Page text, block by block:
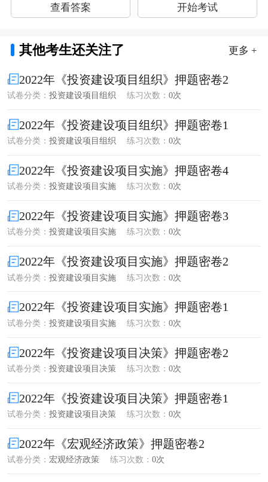
查看答案 开始考试
其他考生还关注了 更多 +
2022年《投资建设项目组织》押题密卷2
试卷分类： 投资建设项目组织 练习次数： 0次
2022年《投资建设项目组织》押题密卷1
试卷分类： 投资建设项目组织 练习次数： 0次
2022年《投资建设项目实施》押题密卷4
试卷分类： 投资建设项目实施 练习次数： 0次
2022年《投资建设项目实施》押题密卷3
试卷分类： 投资建设项目实施 练习次数： 0次
2022年《投资建设项目实施》押题密卷2
试卷分类： 投资建设项目实施 练习次数： 0次
2022年《投资建设项目实施》押题密卷1
试卷分类： 投资建设项目实施 练习次数： 0次
2022年《投资建设项目决策》押题密卷2
试卷分类： 投资建设项目决策 练习次数： 0次
2022年《投资建设项目决策》押题密卷1
试卷分类： 投资建设项目决策 练习次数： 0次
2022年《宏观经济政策》押题密卷2
试卷分类： 宏观经济政策 练习次数： 0次